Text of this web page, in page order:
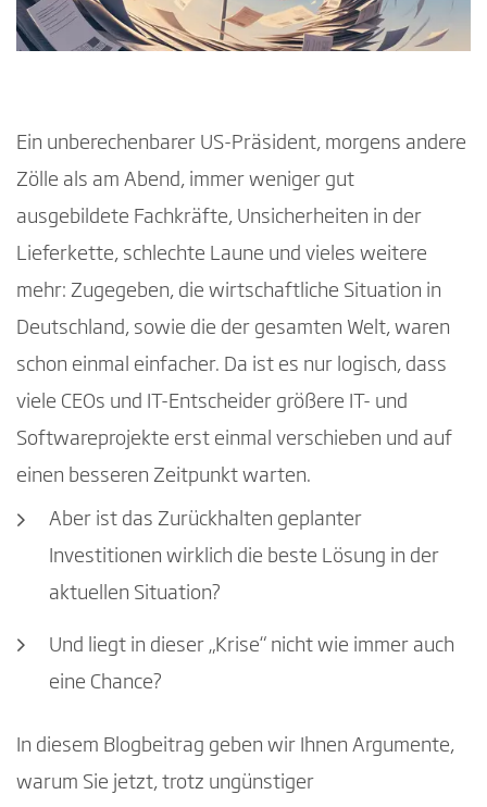
Ein unberechenbarer US-Präsident, morgens andere
Zölle als am Abend, immer weniger gut
ausgebildete Fachkräfte, Unsicherheiten in der
Lieferkette, schlechte Laune und vieles weitere
mehr: Zugegeben, die wirtschaftliche Situation in
Deutschland, sowie die der gesamten Welt, waren
schon einmal einfacher. Da ist es nur logisch, dass
viele CEOs und IT-Entscheider größere IT- und
Softwareprojekte erst einmal verschieben und auf
einen besseren Zeitpunkt warten.
Aber ist das Zurückhalten geplanter
Investitionen wirklich die beste Lösung in der
aktuellen Situation?
Und liegt in dieser „Krise“ nicht wie immer auch
eine Chance?
In diesem Blogbeitrag geben wir Ihnen Argumente,
warum Sie jetzt, trotz ungünstiger